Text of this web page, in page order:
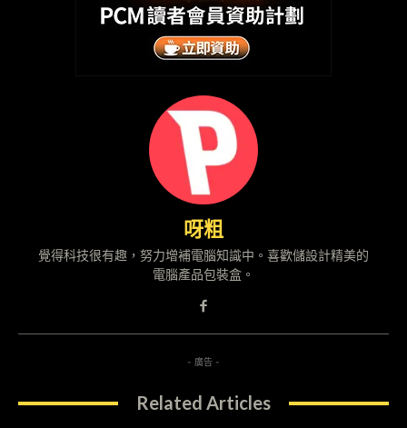
呀粗
覺得科技很有趣，努力增補電腦知識中。喜歡儲設計精美的
電腦產品包裝盒。
- 廣告 -
Related Articles